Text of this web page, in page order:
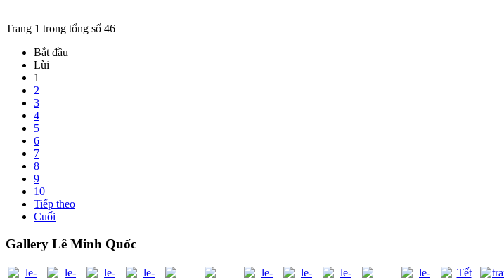
Trang 1 trong tổng số 46
Bắt đầu
Lùi
1
2
3
4
5
6
7
8
9
10
Tiếp theo
Cuối
Gallery Lê Minh Quốc